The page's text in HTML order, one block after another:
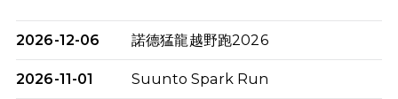
2026-12-06 諾德猛龍越野跑2026
2026-11-01 Suunto Spark Run